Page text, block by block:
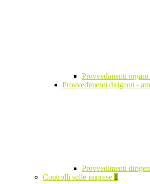
Provvedimenti
Provvedimenti dirigenti -
Provvedimenti
Controlli sulle imprese 1